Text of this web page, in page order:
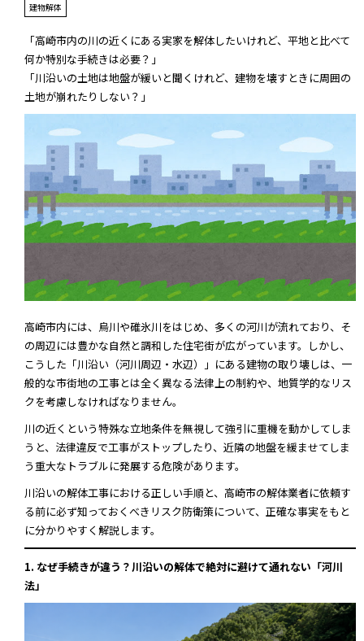
建物解体
「高崎市内の川の近くにある実家を解体したいけれど、平地と比べて
何か特別な手続きは必要？」
「川沿いの土地は地盤が緩いと聞くけれど、建物を壊すときに周囲の
土地が崩れたりしない？」
高崎市内には、烏川や碓氷川をはじめ、多くの河川が流れており、そ
の周辺には豊かな自然と調和した住宅街が広がっています。しかし、
こうした「川沿い（河川周辺・水辺）」にある建物の取り壊しは、一
般的な市街地の工事とは全く異なる法律上の制約や、地質学的なリス
クを考慮しなければなりません。
川の近くという特殊な立地条件を無視して強引に重機を動かしてしま
うと、法律違反で工事がストップしたり、近隣の地盤を緩ませてしま
う重大なトラブルに発展する危険があります。
川沿いの解体工事における正しい手順と、高崎市の解体業者に依頼す
る前に必ず知っておくべきリスク防衛策について、正確な事実をもと
に分かりやすく解説します。
1. なぜ手続きが違う？川沿いの解体で絶対に避けて通れない「河川
法」